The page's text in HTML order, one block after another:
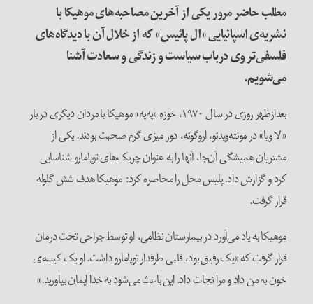
مطلب حاضر مرور یکی از آخرین مصاحبه‌های موهیکا با
نشریه‌ی اسپانیایی «ال پائیس» که از خلال آن با دیدگاه‌های
فلسفی‌تر وی درباب سیاست و زندگی و سعادت آشنا
می‌شویم.
بعدازظهر روزی در سال ۱۹۷۰، خوزه «په‌په» موهیکا با مردان دیگری در بار
«لا ویا» در مونته‌ویدئو، اروگوئه، دور میزی گرم صحبت بودند. یکی از
مشتریان همیشگی آن‌جا، آنها را به عنوان چریک‌های توپامارو شناسایی
کرد و گزارش داد. پلیس محل را محاصره کرد: موهیکا هدف شش گلوله
قرار گرفت.
موهیکا به یاد می‌آورد در بیمارستان نظامی، او توسط جراحی تحت درمان
قرار گرفت که «یک رفیق بود، قلبی طرفدار توپامارو داشت. او یک کیسه‌ی
خون به من داد و مرا نجات داد. این باعث می‌شود به خدا ایمان بیاورید.»